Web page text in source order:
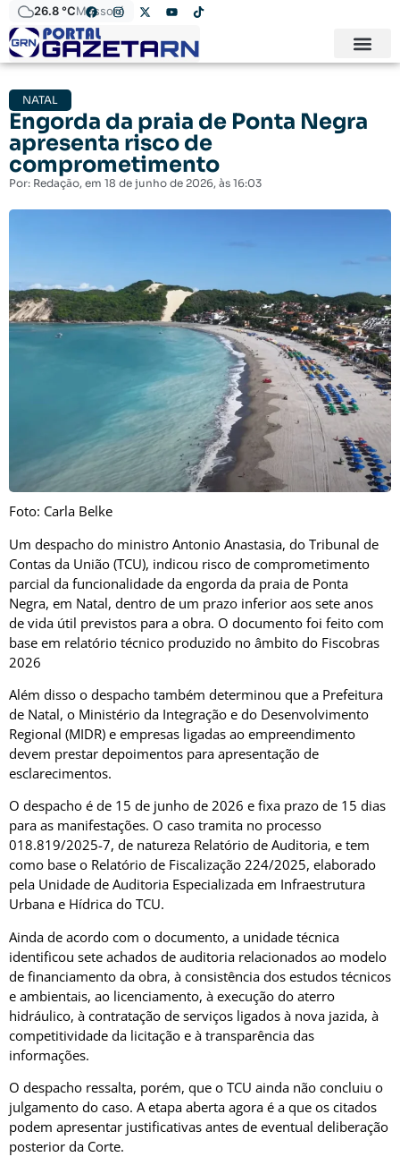
26.8 °CMossoró
NATAL
Engorda da praia de Ponta Negra
apresenta risco de
comprometimento
Por: Redação, em 18 de junho de 2026, às 16:03
Foto: Carla Belke
Um despacho do ministro Antonio Anastasia, do Tribunal de
Contas da União (TCU), indicou risco de comprometimento
parcial da funcionalidade da engorda da praia de Ponta
Negra, em Natal, dentro de um prazo inferior aos sete anos
de vida útil previstos para a obra. O documento foi feito com
base em relatório técnico produzido no âmbito do Fiscobras
2026
Além disso o despacho também determinou que a Prefeitura
de Natal, o Ministério da Integração e do Desenvolvimento
Regional (MIDR) e empresas ligadas ao empreendimento
devem prestar depoimentos para apresentação de
esclarecimentos.
O despacho é de 15 de junho de 2026 e fixa prazo de 15 dias
para as manifestações. O caso tramita no processo
018.819/2025-7, de natureza Relatório de Auditoria, e tem
como base o Relatório de Fiscalização 224/2025, elaborado
pela Unidade de Auditoria Especializada em Infraestrutura
Urbana e Hídrica do TCU.
Ainda de acordo com o documento, a unidade técnica
identificou sete achados de auditoria relacionados ao modelo
de financiamento da obra, à consistência dos estudos técnicos
e ambientais, ao licenciamento, à execução do aterro
hidráulico, à contratação de serviços ligados à nova jazida, à
competitividade da licitação e à transparência das
informações.
O despacho ressalta, porém, que o TCU ainda não concluiu o
julgamento do caso. A etapa aberta agora é a que os citados
podem apresentar justificativas antes de eventual deliberação
posterior da Corte.